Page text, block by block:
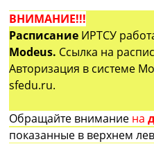
ВНИМАНИЕ!!!
Расписание ИРТСУ
Modeus. Ссылка на
Авторизация в системе
sfedu.ru.
Обращайте внимание на
показанные в верхнем